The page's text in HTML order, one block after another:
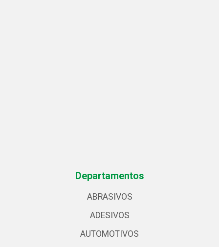
Departamentos
ABRASIVOS
ADESIVOS
AUTOMOTIVOS